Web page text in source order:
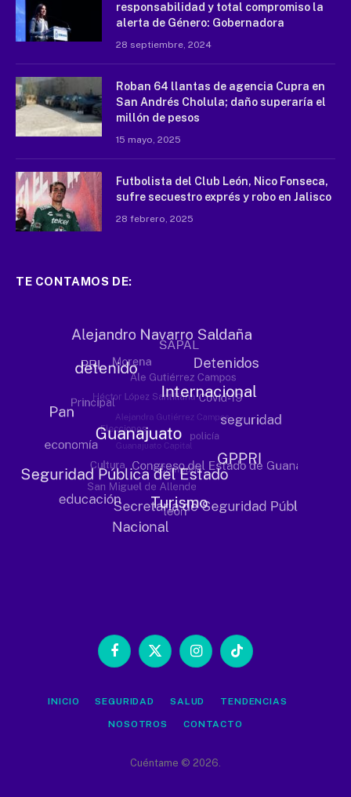
responsabilidad y total compromiso la
alerta de Género: Gobernadora
28 septiembre, 2024
Roban 64 llantas de agencia Cupra en
San Andrés Cholula; daño superaría el
millón de pesos
15 mayo, 2025
Futbolista del Club León, Nico Fonseca,
sufre secuestro exprés y robo en Jalisco
28 febrero, 2025
TE CONTAMOS DE:
Facebook
X
InstagramTikTok
INICIO SEGURIDAD SALUD TENDENCIAS
NOSOTROS CONTACTO
Cuéntame © 2026.